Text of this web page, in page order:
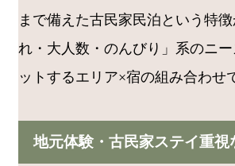
まで備えた古民家民泊という特
れ・大人数・のんびり」系のニ
ットするエリア×宿の組み合わせ
地元体験・古民家ステイ重視